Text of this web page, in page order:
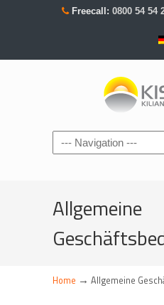
Freecall: 0800 54 54
Navigation
Allgemeine
Home → Allgemeine